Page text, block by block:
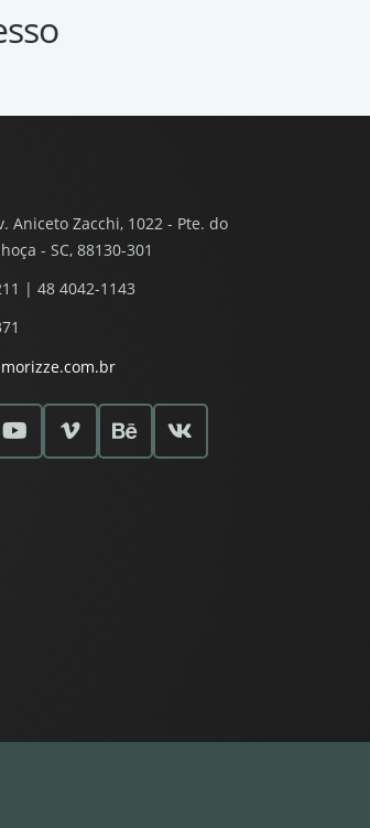
Aniceto Zacchi, 1022 - Pte. do
- SC, 88130-301
| 48 4042-1143